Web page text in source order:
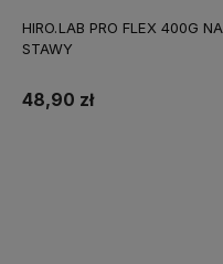
HIRO.LAB PRO FLEX 400G NA
STAWY
48,90 zł